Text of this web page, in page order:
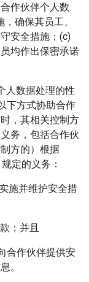
作伙伴个人数
确保其员工、
安全措施；(c)
均作出保密承诺
人数据处理的性
下方式协助合作
，其相关控制方
务，包括合作伙
方的）根据
定的义务：
施并维护安全措
；并且
合作伙伴提供安
。